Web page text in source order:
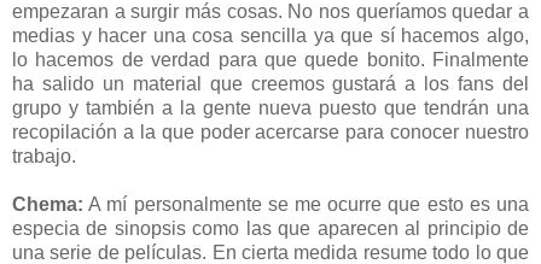
empezaran a surgir más cosas. No nos queríamos quedar a
medias y hacer una cosa sencilla ya que sí hacemos algo,
lo hacemos de verdad para que quede bonito. Finalmente
ha salido un material que creemos gustará a los fans del
grupo y también a la gente nueva puesto que tendrán una
recopilación a la que poder acercarse para conocer nuestro
trabajo.
Chema: A mí personalmente se me ocurre que esto es una
especia de sinopsis como las que aparecen al principio de
una serie de películas. En cierta medida resume todo lo que